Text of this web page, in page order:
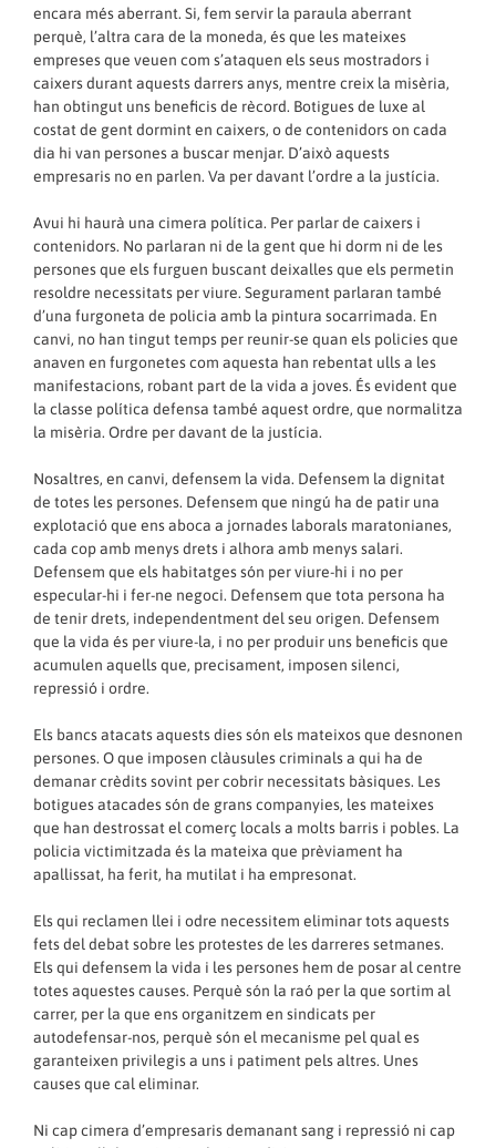
encara més aberrant. Si, fem servir la paraula aberrant
perquè, l’altra cara de la moneda, és que les mateixes
empreses que veuen com s’ataquen els seus mostradors i
caixers durant aquests darrers anys, mentre creix la misèria,
han obtingut uns beneficis de rècord. Botigues de luxe al
costat de gent dormint en caixers, o de contenidors on cada
dia hi van persones a buscar menjar. D’això aquests
empresaris no en parlen. Va per davant l’ordre a la justícia.
Avui hi haurà una cimera política. Per parlar de caixers i
contenidors. No parlaran ni de la gent que hi dorm ni de les
persones que els furguen buscant deixalles que els permetin
resoldre necessitats per viure. Segurament parlaran també
d’una furgoneta de policia amb la pintura socarrimada. En
canvi, no han tingut temps per reunir-se quan els policies que
anaven en furgonetes com aquesta han rebentat ulls a les
manifestacions, robant part de la vida a joves. És evident que
la classe política defensa també aquest ordre, que normalitza
la misèria. Ordre per davant de la justícia.
Nosaltres, en canvi, defensem la vida. Defensem la dignitat
de totes les persones. Defensem que ningú ha de patir una
explotació que ens aboca a jornades laborals maratonianes,
cada cop amb menys drets i alhora amb menys salari.
Defensem que els habitatges són per viure-hi i no per
especular-hi i fer-ne negoci. Defensem que tota persona ha
de tenir drets, independentment del seu origen. Defensem
que la vida és per viure-la, i no per produir uns beneficis que
acumulen aquells que, precisament, imposen silenci,
repressió i ordre.
Els bancs atacats aquests dies són els mateixos que desnonen
persones. O que imposen clàusules criminals a qui ha de
demanar crèdits sovint per cobrir necessitats bàsiques. Les
botigues atacades són de grans companyies, les mateixes
que han destrossat el comerç locals a molts barris i pobles. La
policia victimitzada és la mateixa que prèviament ha
apallissat, ha ferit, ha mutilat i ha empresonat.
Els qui reclamen llei i odre necessitem eliminar tots aquests
fets del debat sobre les protestes de les darreres setmanes.
Els qui defensem la vida i les persones hem de posar al centre
totes aquestes causes. Perquè són la raó per la que sortim al
carrer, per la que ens organitzem en sindicats per
autodefensar-nos, perquè són el mecanisme pel qual es
garanteixen privilegis a uns i patiment pels altres. Unes
causes que cal eliminar.
Ni cap cimera d’empresaris demanant sang i repressió ni cap